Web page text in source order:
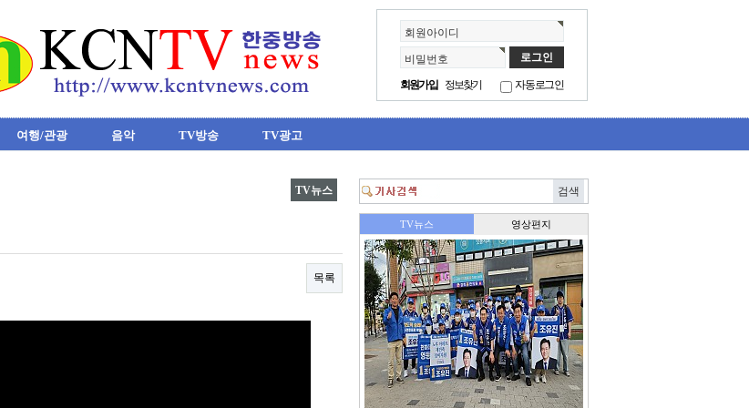
회원아이디
비밀번호
회원가입
정보찾기 자동로그인
여행/관광 음악 TV방송 TV광고
TV뉴스
목록